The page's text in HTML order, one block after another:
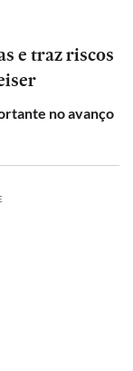
e traz riscos
no avanço